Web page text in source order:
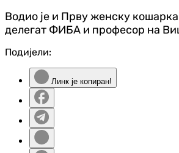
Водио је и Прву женску
делегат ФИБА и професор на
Подијели:
Линк је копиран!